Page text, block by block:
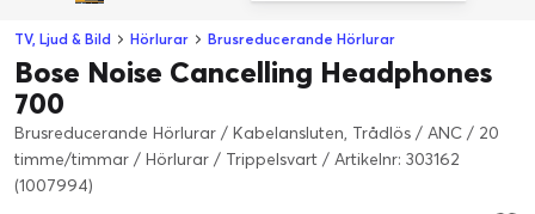
TV, Ljud & Bild Hörlurar Brusreducerande Hörlurar
Bose Noise Cancelling Headphones
700
Brusreducerande Hörlurar / Kabelansluten, Trådlös / ANC / 20
timme/timmar / Hörlurar / Trippelsvart / Artikelnr: 303162
(1007994)